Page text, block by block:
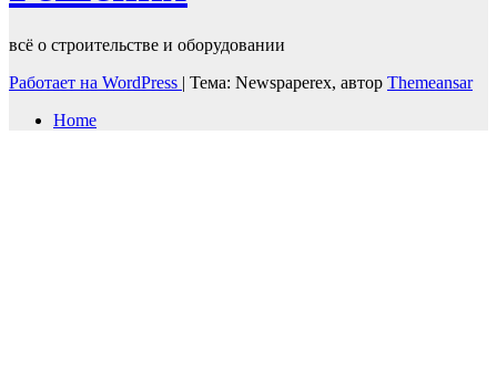
всё о строительстве и оборудовании
Работает на WordPress | Тема: Newspaperex, автор Themeansar
Home